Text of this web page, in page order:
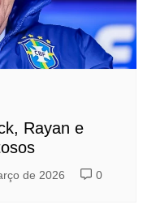
Rayan e
de 2026 0